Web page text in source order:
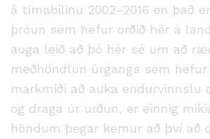
á tímabilinu 2002–2016 en það
þróun sem hefur orðið hér á
auga leið að þó hér sé um að
meðhöndlun úrgangs sem hefur
markmiði að auka endurvinnslu
og draga úr urðun, er einnig
höndum þegar kemur að því að